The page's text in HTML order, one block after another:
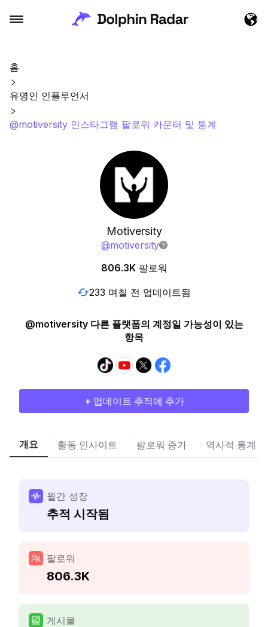
홈
유명인 인플루언서
@motiversity 인스타그램 팔로워 카운터 및 통계
Motiversity
@motiversity
806.3K 팔로워
233 며칠 전 업데이트됨
@motiversity 다른 플랫폼의 계정일 가능성이 있는
항목
+ 업데이트 추적에 추가
개요 활동 인사이트 팔로워 증가 역사적 통계
월간 성장
추적 시작됨
팔로워
806.3K
게시물